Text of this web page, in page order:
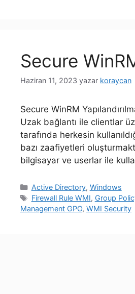
Secure
Haziran 11, 2023 yazar koraycan
Secure WinRM
Uzak bağlantı ile clientlar
tarafında herkesin
bazı zaafiyetleri
bilgisayar ve userlar ile
Kategoriler
Active Directory, Windows
Etiketler
Firewall Rule WMI, Group
Management GPO, WMI Security